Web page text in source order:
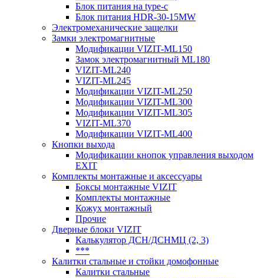
Блок питания на type-c
Блок питания HDR-30-15MW
Электромеханические защелки
Замки электромагнитные
Модификации VIZIT-ML150
Замок электромагнитный ML180
VIZIT-ML240
VIZIT-ML245
Модификации VIZIT-ML250
Модификации VIZIT-ML300
Модификации VIZIT-ML305
VIZIT-ML370
Модификации VIZIT-ML400
Кнопки выхода
Модификации кнопок управления выходом
EXIT
Комплекты монтажные и аксессуары
Боксы монтажные VIZIT
Комплекты монтажные
Кожух монтажный
Прочие
Дверные блоки VIZIT
Калькулятор ДСН/ДСНМЦ (2, 3)
***
Калитки стальные и стойки домофонные
Калитки стальные